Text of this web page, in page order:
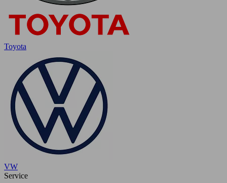
Toyota
VW
Service